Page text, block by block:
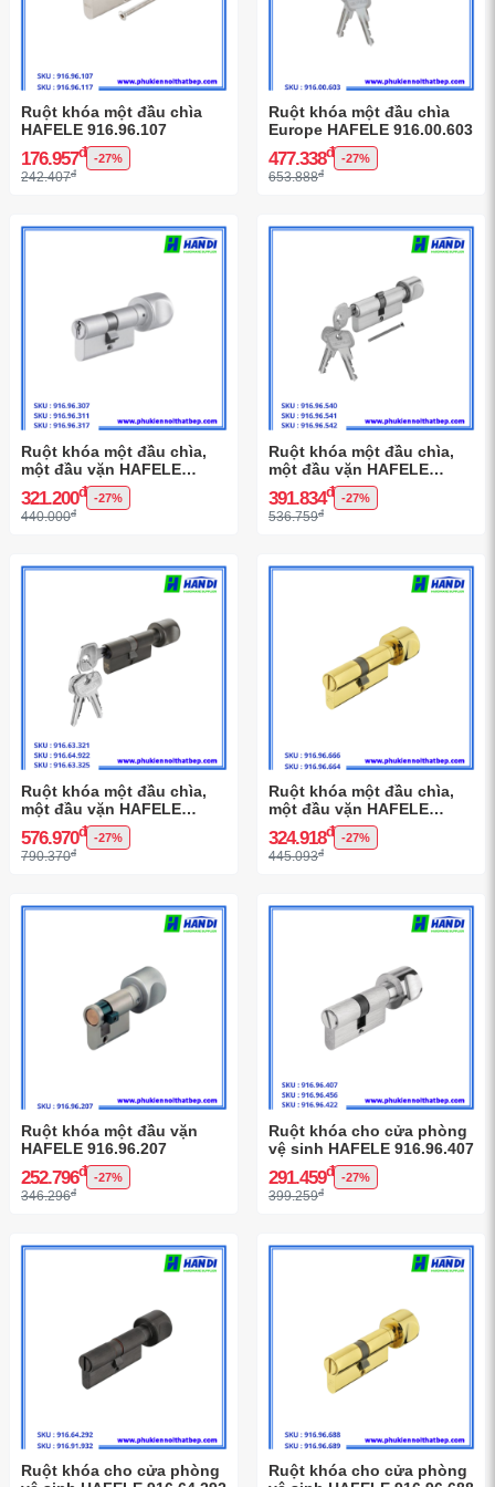
Ruột khóa một đầu chìa
HAFELE 916.96.107
176.957đ -27%
242.407đ
Ruột khóa một đầu chìa
Europe HAFELE 916.00.603
477.338đ -27%
653.888đ
Ruột khóa một đầu chìa,
một đầu vặn HAFELE
916.96.307
321.200đ -27%
440.000đ
Ruột khóa một đầu chìa,
một đầu vặn HAFELE
916.96.541
391.834đ -27%
536.759đ
Ruột khóa một đầu chìa,
một đầu vặn HAFELE
916.63.321
576.970đ -27%
790.370đ
Ruột khóa một đầu chìa,
một đầu vặn HAFELE
916.96.666
324.918đ -27%
445.093đ
Ruột khóa một đầu vặn
HAFELE 916.96.207
252.796đ -27%
346.296đ
Ruột khóa cho cửa phòng
vệ sinh HAFELE 916.96.407
291.459đ -27%
399.259đ
Ruột khóa cho cửa phòng
Ruột khóa cho cửa phòng